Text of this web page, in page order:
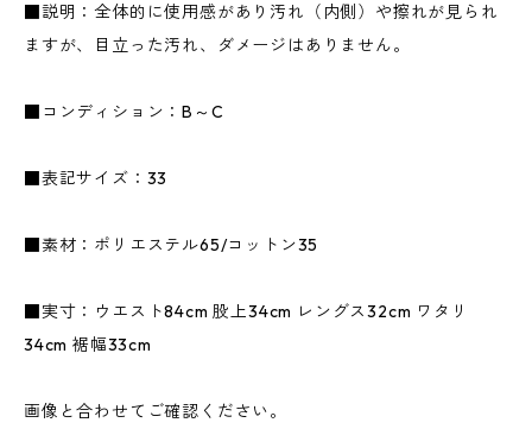
■説明：全体的に使用感があり汚れ（内側）や擦れが見られ
ますが、目立った汚れ、ダメージはありません。
■コンディション：B～C
■表記サイズ：33
■素材：ポリエステル65/コットン35
■実寸：ウエスト84cm 股上34cm レングス32cm ワタリ
34cm 裾幅33cm
画像と合わせてご確認ください。